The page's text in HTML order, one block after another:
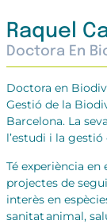
Raquel
Doctora En
Doctora en
Gestió de la
Barcelona. La
l’estudi i la
Té experiència
projectes de
interès en
sanitat animal,